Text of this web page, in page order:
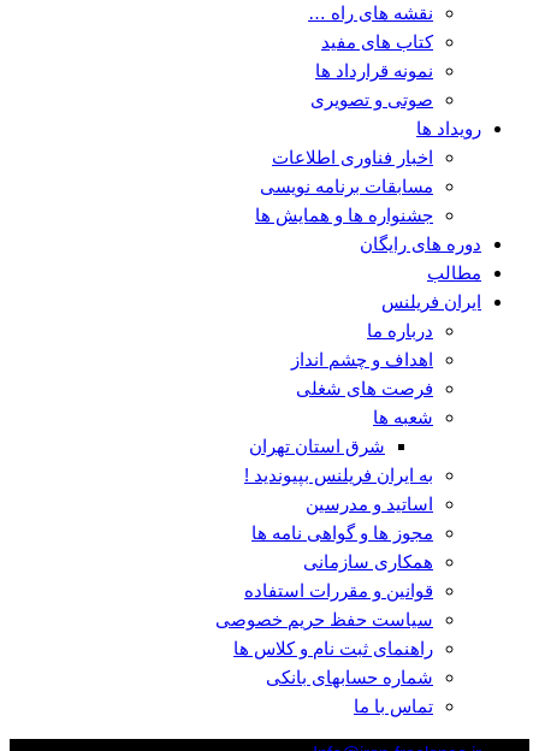
نقشه های راه …
کتاب های مفید
نمونه قرارداد ها
صوتی و تصویری
رویداد ها
اخبار فناوری اطلاعات
مسابقات برنامه نویسی
جشنواره ها و همایش ها
دوره های رایگان
مطالب
ایران فریلنس
درباره ما
اهداف و چشم انداز
فرصت های شغلی
شعبه ها
شرق استان تهران
به ایران فریلنس بپیوندید !
اساتید و مدرسین
مجوز ها و گواهی نامه ها
همکاری سازمانی
قوانین و مقررات استفاده
سیاست حفظ حریم خصوصی
راهنمای ثبت نام و کلاس ها
شماره حسابهای بانکی
تماس با ما